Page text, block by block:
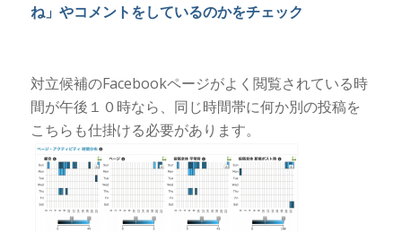
ね」やコメントをしているのかをチェック
対立候補のFacebookページがよく閲覧されている時
間が午後１０時なら、同じ時間帯に何か別の投稿を
こちらも仕掛ける必要があります。